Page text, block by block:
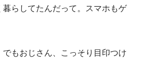
らしてたんだって。スマホもゲ
もおじさん、こっそり目印つけ